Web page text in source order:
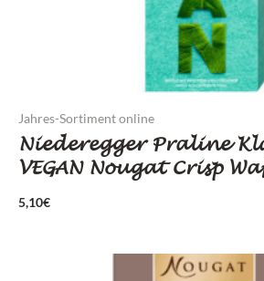
Jahres-Sortiment online
Niederegger Praline
VEGAN Nougat Crisp
5,10€